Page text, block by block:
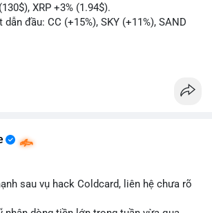
XRP +3% (1.94$).
đầu: CC (+15%), SKY (+11%), SAND
đảng.
và Ethereum trong việc xác định đủ
sau vụ hack Coldcard, liên hệ chưa rõ